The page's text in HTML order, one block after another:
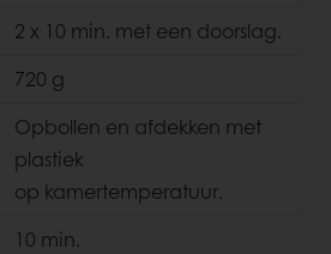
2 x 10 min. met een doorslag.
720 g
Opbollen en afdekken met
plastiek
op kamertemperatuur.
10 min.